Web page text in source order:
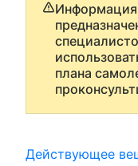
Информация
плана
Действующее